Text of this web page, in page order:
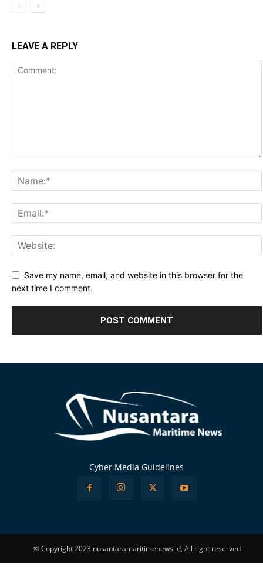
LEAVE A REPLY
Save my name, email, and website in this browser for the
next time I comment.
Cyber Media Guidelines
© Copyright 2023 nusantaramaritimenews.id, All right reserved